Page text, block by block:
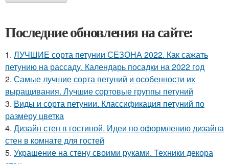
Последние обновления на сайте:
1. ЛУЧШИЕ сорта петунии СЕЗОНА 2022. Как сажать
петунию на рассаду. Календарь посадки на 2022 год
2. Самые лучшие сорта петуний и особенности их
выращивания. Лучшие сортовые группы петуний
3. Виды и сорта петунии. Классификация петуний по
размеру цветка
4. Дизайн стен в гостиной. Идеи по оформлению дизайна
стен в комнате для гостей
5. Украшение на стену своими руками. Техники декора